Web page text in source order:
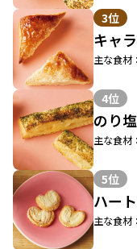
3位
キャ
主な食材
4位
のり
主な食材
5位
ハー
主な食材